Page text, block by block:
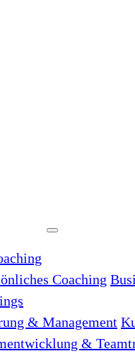
Coaching
& Management
&